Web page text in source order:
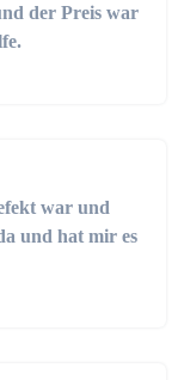
der Preis war
war und
und hat mir es